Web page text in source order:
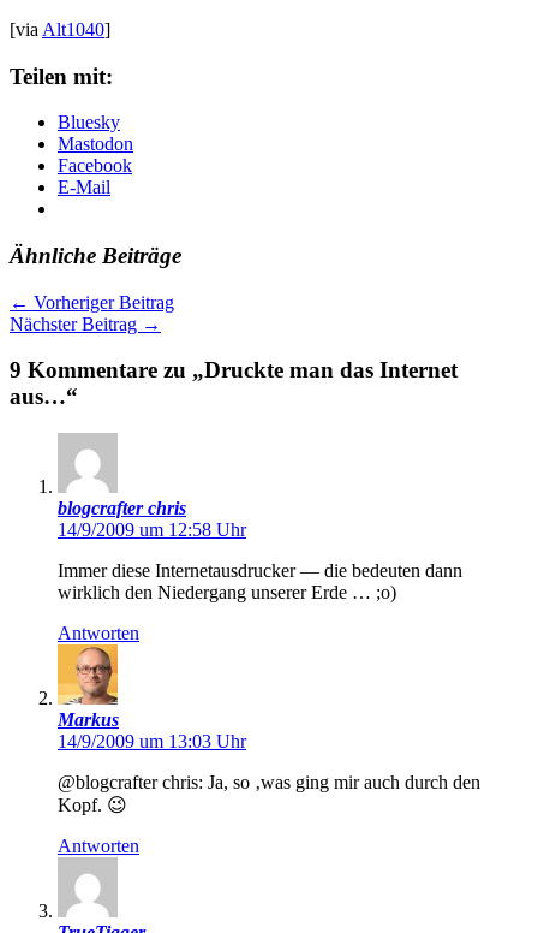
[via Alt1040]
Teilen mit:
Bluesky
Mastodon
Facebook
E-Mail
Ähnliche Beiträge
← Vorheriger Beitrag
Nächster Beitrag →
9 Kommentare zu „Druckte man das Internet
aus…“
blogcrafter chris
14/9/2009 um 12:58 Uhr
Immer diese Internetausdrucker — die bedeuten dann
wirklich den Niedergang unserer Erde … ;o)
Antworten
Markus
14/9/2009 um 13:03 Uhr
@blogcrafter chris: Ja, so ‚was ging mir auch durch den
Kopf. 😉
Antworten